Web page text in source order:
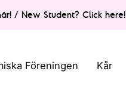
/ New Student? Click here!
Föreningen Kår